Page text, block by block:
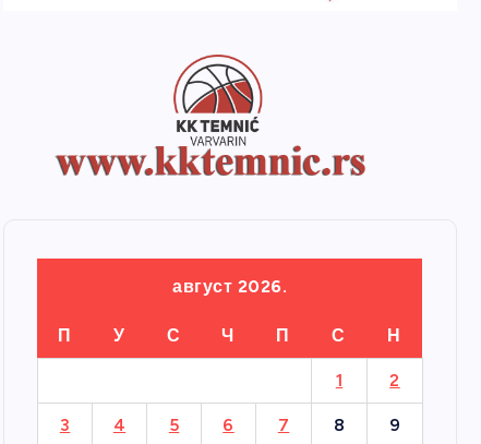
август 2026.
П У С Ч П С Н
1 2
3 4 5 6 7 8 9